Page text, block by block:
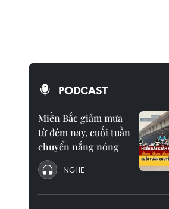
PODCAST
Miền Bắc giảm mưa
từ đêm nay, cuối tuần
chuyển nắng nóng
NGHE